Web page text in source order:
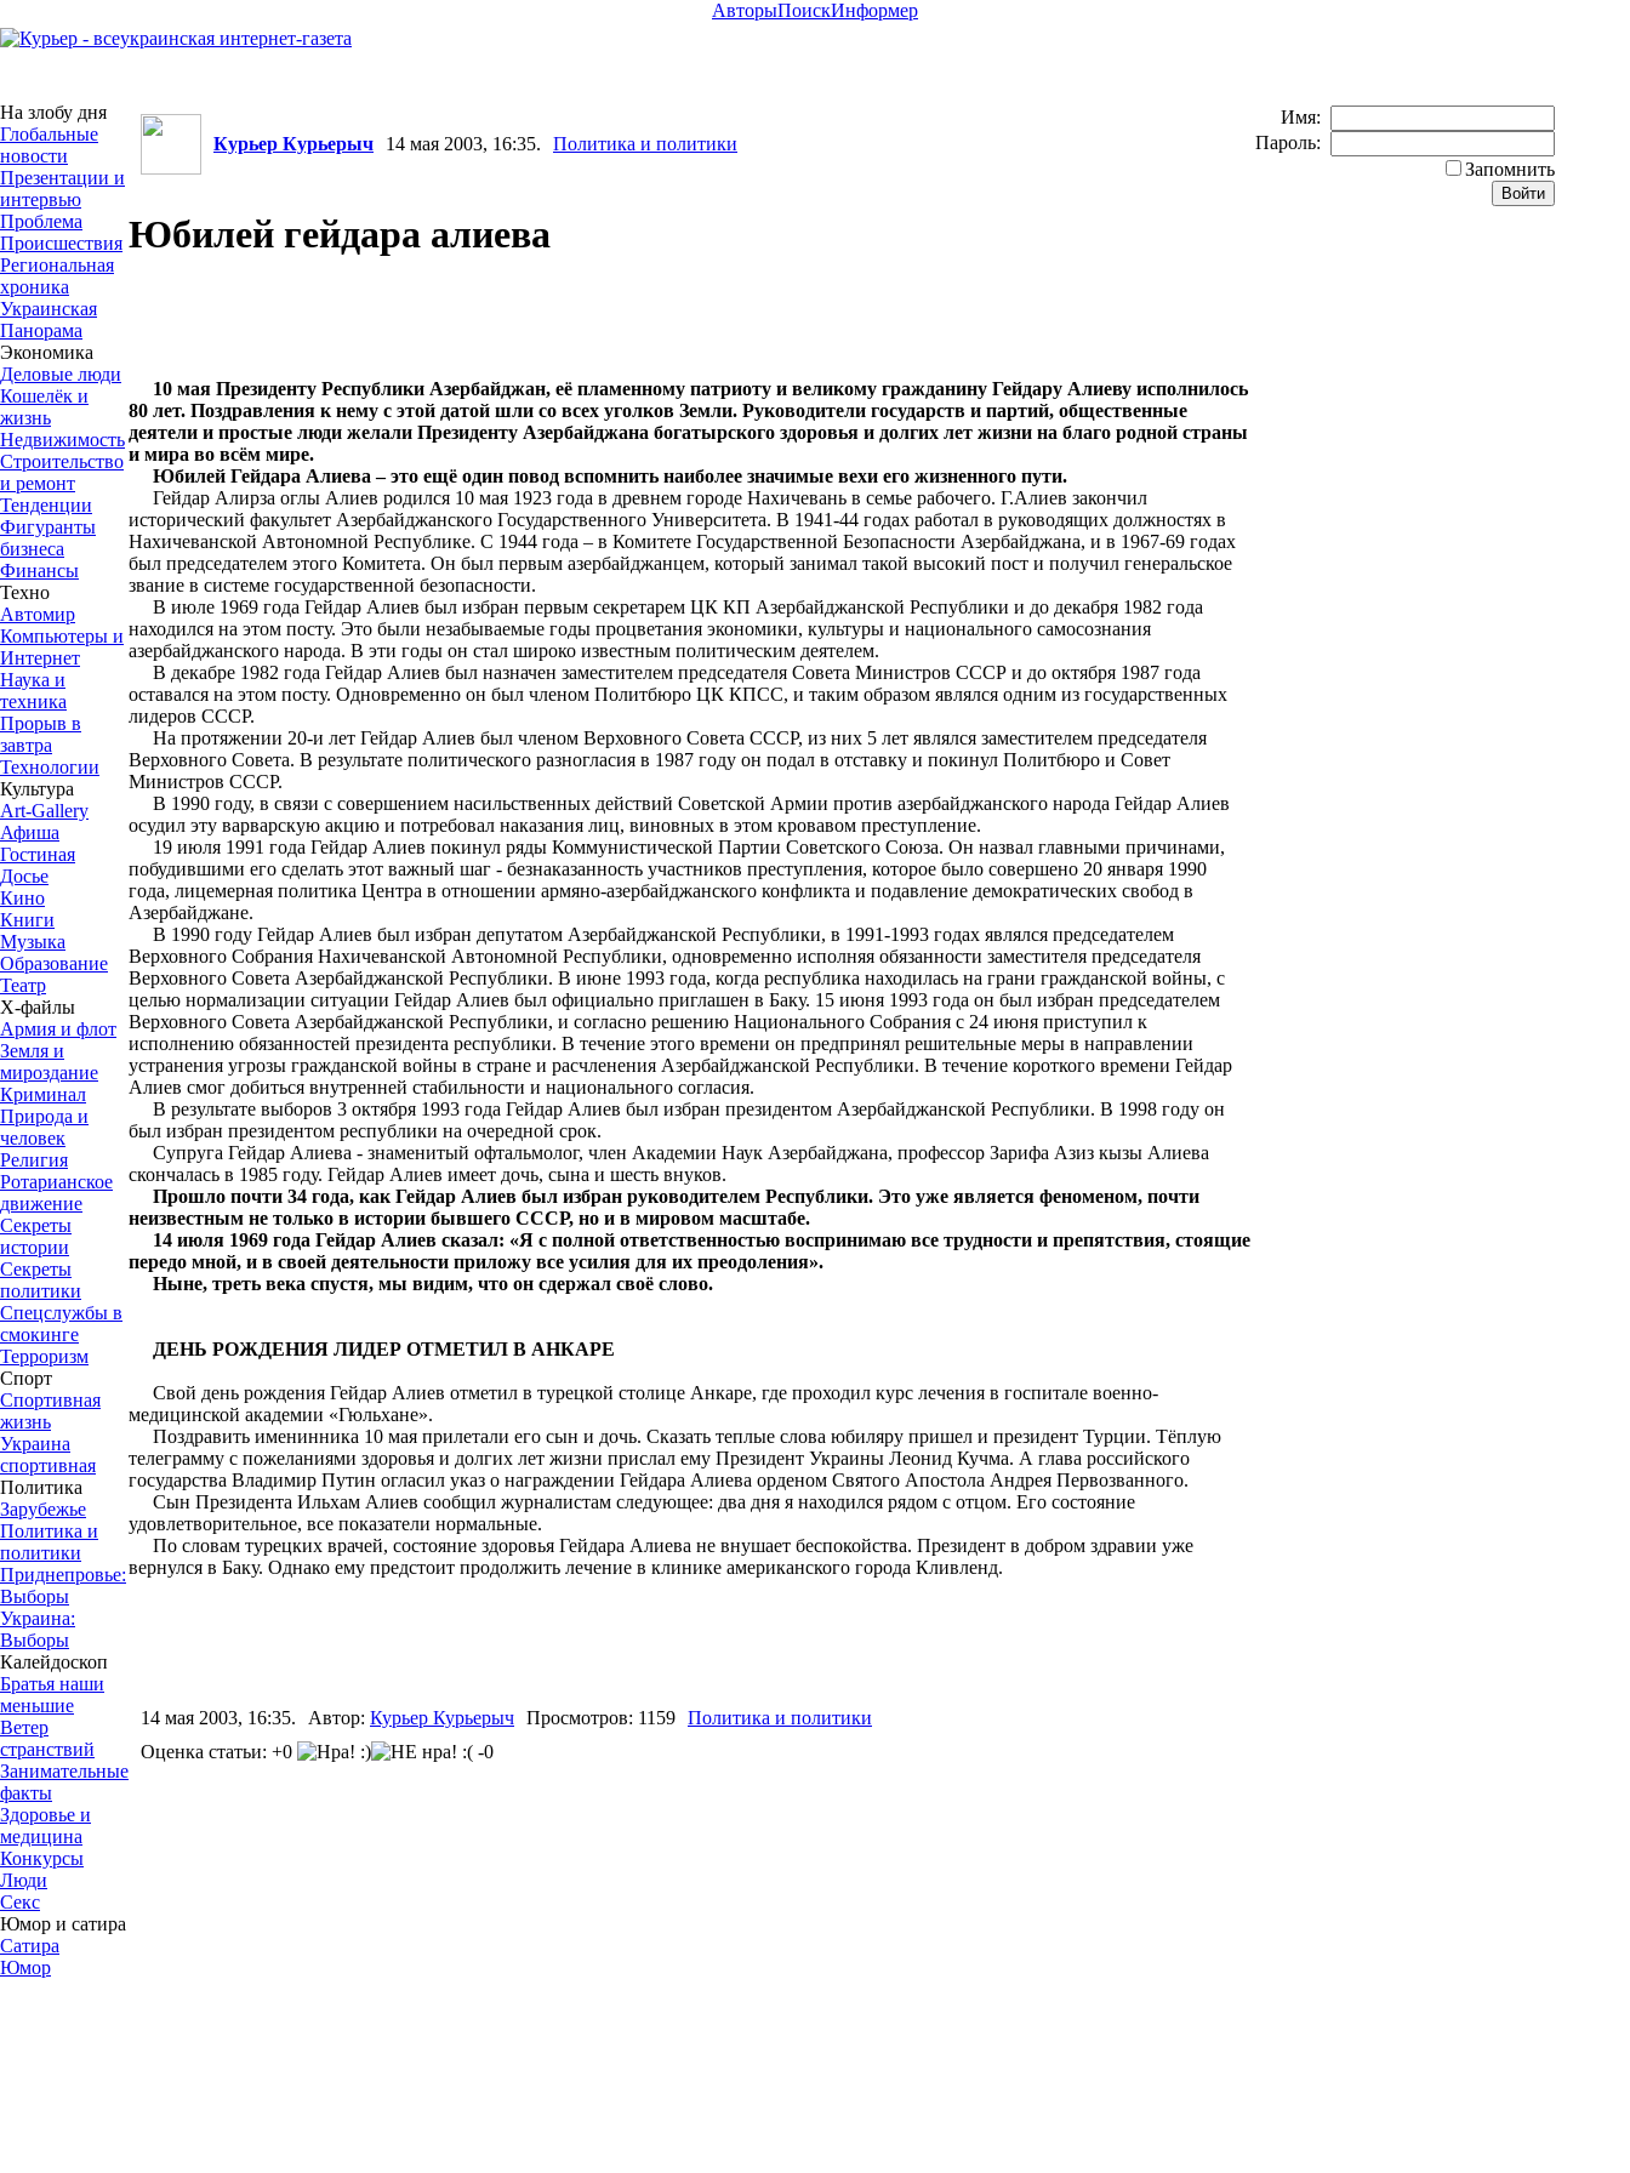
АвторыПоискИнформер
На злобу дня
Глобальные
новости
Презентации и
интервью
Проблема
Происшествия
Региональная
хроника
Украинская
Панорама
Экономика
Деловые люди
Кошелёк и
жизнь
Недвижимость
Строительство
и ремонт
Тенденции
Фигуранты
бизнеса
Финансы
Техно
Автомир
Компьютеры и
Интернет
Наука и
техника
Прорыв в
завтра
Технологии
Культура
Art-Gallery
Афиша
Гостиная
Досье
Кино
Книги
Музыка
Образование
Театр
Х-файлы
Армия и флот
Земля и
мироздание
Криминал
Природа и
человек
Религия
Ротарианское
движение
Секреты
истории
Секреты
политики
Спецслужбы в
смокинге
Терроризм
Спорт
Спортивная
жизнь
Украина
спортивная
Политика
Зарубежье
Политика и
политики
Приднепровье:
Выборы
Украина:
Выборы
Калейдоскоп
Братья наши
меньшие
Ветер
странствий
Занимательные
факты
Здоровье и
медицина
Конкурсы
Люди
Секс
Юмор и сатира
Сатира
Юмор
Курьер Курьерыч 14 мая 2003, 16:35. Политика и политики
Юбилей гейдара алиева
10 мая Президенту Республики Азербайджан, её пламенному патриоту и великому гражданину Гейдару Алиеву исполнилось
80 лет. Поздравления к нему с этой датой шли со всех уголков Земли. Руководители государств и партий, общественные
деятели и простые люди желали Президенту Азербайджана богатырского здоровья и долгих лет жизни на благо родной страны
и мира во всём мире.
Юбилей Гейдара Алиева – это ещё один повод вспомнить наиболее значимые вехи его жизненного пути.
Гейдар Алирза оглы Алиев родился 10 мая 1923 года в древнем городе Нахичевань в семье рабочего. Г.Алиев закончил
исторический факультет Азербайджанского Государственного Университета. В 1941-44 годах работал в руководящих должностях в
Нахичеванской Автономной Республике. С 1944 года – в Комитете Государственной Безопасности Азербайджана, и в 1967-69 годах
был председателем этого Комитета. Он был первым азербайджанцем, который занимал такой высокий пост и получил генеральское
звание в системе государственной безопасности.
В июле 1969 года Гейдар Алиев был избран первым секретарем ЦК КП Азербайджанской Республики и до декабря 1982 года
находился на этом посту. Это были незабываемые годы процветания экономики, культуры и национального самосознания
азербайджанского народа. В эти годы он стал широко известным политическим деятелем.
В декабре 1982 года Гейдар Алиев был назначен заместителем председателя Совета Министров СССР и до октября 1987 года
оставался на этом посту. Одновременно он был членом Политбюро ЦК КПСС, и таким образом являлся одним из государственных
лидеров СССР.
На протяжении 20-и лет Гейдар Алиев был членом Верховного Совета СССР, из них 5 лет являлся заместителем председателя
Верховного Совета. В результате политического разногласия в 1987 году он подал в отставку и покинул Политбюро и Совет
Министров СССР.
В 1990 году, в связи с совершением насильственных действий Советской Армии против азербайджанского народа Гейдар Алиев
осудил эту варварскую акцию и потребовал наказания лиц, виновных в этом кровавом преступление.
19 июля 1991 года Гейдар Алиев покинул ряды Коммунистической Партии Советского Союза. Он назвал главными причинами,
побудившими его сделать этот важный шаг - безнаказанность участников преступления, которое было совершено 20 января 1990
года, лицемерная политика Центра в отношении армяно-азербайджанского конфликта и подавление демократических свобод в
Азербайджане.
В 1990 году Гейдар Алиев был избран депутатом Азербайджанской Республики, в 1991-1993 годах являлся председателем
Верховного Собрания Нахичеванской Автономной Республики, одновременно исполняя обязанности заместителя председателя
Верховного Совета Азербайджанской Республики. В июне 1993 года, когда республика находилась на грани гражданской войны, с
целью нормализации ситуации Гейдар Алиев был официально приглашен в Баку. 15 июня 1993 года он был избран председателем
Верховного Совета Азербайджанской Республики, и согласно решению Национального Собрания с 24 июня приступил к
исполнению обязанностей президента республики. В течение этого времени он предпринял решительные меры в направлении
устранения угрозы гражданской войны в стране и расчленения Азербайджанской Республики. В течение короткого времени Гейдар
Алиев смог добиться внутренней стабильности и национального согласия.
В результате выборов 3 октября 1993 года Гейдар Алиев был избран президентом Азербайджанской Республики. В 1998 году он
был избран президентом республики на очередной срок.
Супруга Гейдар Алиева - знаменитый офтальмолог, член Академии Наук Азербайджана, профессор Зарифа Азиз кызы Алиева
скончалась в 1985 году. Гейдар Алиев имеет дочь, сына и шесть внуков.
Прошло почти 34 года, как Гейдар Алиев был избран руководителем Республики. Это уже является феноменом, почти
неизвестным не только в истории бывшего СССР, но и в мировом масштабе.
14 июля 1969 года Гейдар Алиев сказал: «Я с полной ответственностью воспринимаю все трудности и препятствия, стоящие
передо мной, и в своей деятельности приложу все усилия для их преодоления».
Ныне, треть века спустя, мы видим, что он сдержал своё слово.
ДЕНЬ РОЖДЕНИЯ ЛИДЕР ОТМЕТИЛ В АНКАРЕ
Свой день рождения Гейдар Алиев отметил в турецкой столице Анкаре, где проходил курс лечения в госпитале военно-
медицинской академии «Гюльхане».
Поздравить именинника 10 мая прилетали его сын и дочь. Сказать теплые слова юбиляру пришел и президент Турции. Тёплую
телеграмму с пожеланиями здоровья и долгих лет жизни прислал ему Президент Украины Леонид Кучма. А глава российского
государства Владимир Путин огласил указ о награждении Гейдара Алиева орденом Святого Апостола Андрея Первозванного.
Сын Президента Ильхам Алиев сообщил журналистам следующее: два дня я находился рядом с отцом. Его состояние
удовлетворительное, все показатели нормальные.
По словам турецких врачей, состояние здоровья Гейдара Алиева не внушает беспокойства. Президент в добром здравии уже
вернулся в Баку. Однако ему предстоит продолжить лечение в клинике американского города Кливленд.
14 мая 2003, 16:35. Автор: Курьер Курьерыч Просмотров: 1159 Политика и политики
Оценка статьи: +0
-0
Имя:
Пароль:
Запомнить